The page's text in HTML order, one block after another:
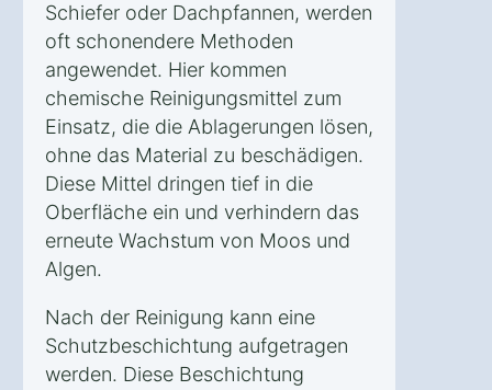
Schiefer oder Dachpfannen, werden
oft schonendere Methoden
angewendet. Hier kommen
chemische Reinigungsmittel zum
Einsatz, die die Ablagerungen lösen,
ohne das Material zu beschädigen.
Diese Mittel dringen tief in die
Oberfläche ein und verhindern das
erneute Wachstum von Moos und
Algen.
Nach der Reinigung kann eine
Schutzbeschichtung aufgetragen
werden. Diese Beschichtung